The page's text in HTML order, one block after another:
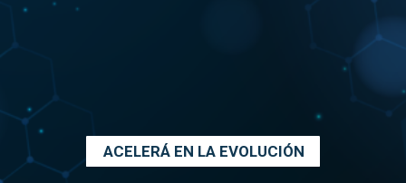
ACELERÁ EN LA EVOLUCIÓN